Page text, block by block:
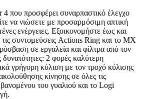
που προσφέρει συναρπαστικό έλεγχο
να νιώσετε με προσαρμόσιμη απτική
ενέργειες. Εξοικονομήστε έως και
συντομεύσεις Actions Ring και το MX
σε εργαλεία και φίλτρα από τον
2 φορές καλύτερη
γρήγορη κύλιση με τον τροχό κύλισης
κίνησης σε όλες τις
του γυαλιού και το Logi